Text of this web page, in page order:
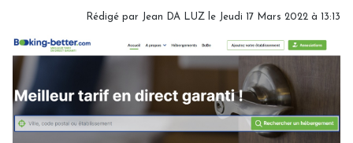
Rédigé par Jean DA LUZ le Jeudi 17 Mars 2022 à 13:13